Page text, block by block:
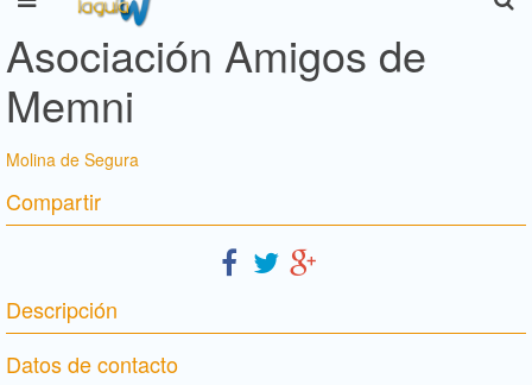
Asociación Amigos de
Memni
Molina de Segura
Compartir
Descripción
Datos de contacto